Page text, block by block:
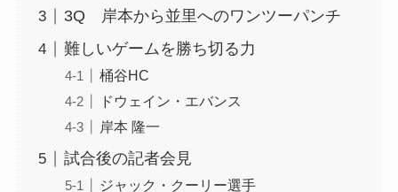
3Q 岸本から並里へのワンツーパンチ
難しいゲームを勝ち切る力
桶谷HC
ドウェイン・エバンス
岸本 隆一
試合後の記者会見
ジャック・クーリー選手